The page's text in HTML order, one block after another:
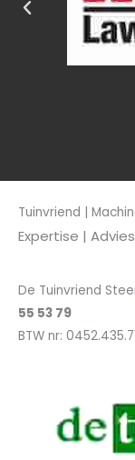
Tuinvriend |
Expertise | Advies
De Tuinvriend
55 53 79
BTW nr: